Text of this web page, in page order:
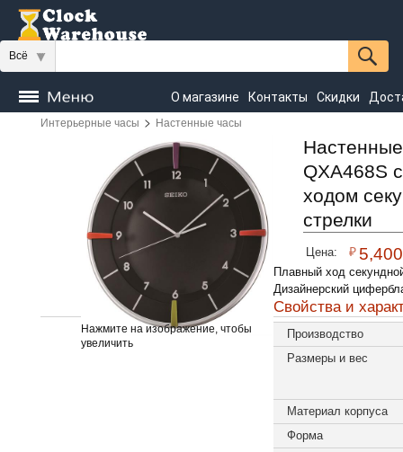
Всё
О магазине Контакты Скидки
Часы
напольные Настенные
Seiko
Интерьерные часы > Настенные часы
Нажмите на изображение, чтобы
увеличить
QXA468S
ходом
стрелки
Цена: ₽ 5,400
Плавный ход
Дизайнерский
Свойства и
Производство
Размеры и вес
Материал корпуса
Форма